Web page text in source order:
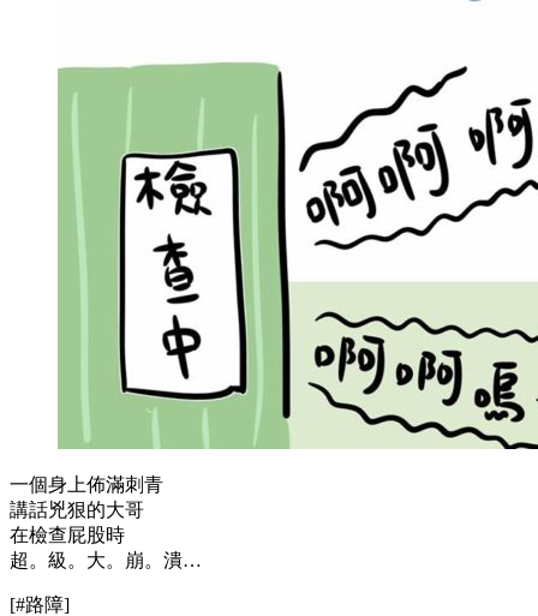
一個身上佈滿刺青
講話兇狠的大哥
在檢查屁股時
超。級。大。崩。潰…
[#路障]